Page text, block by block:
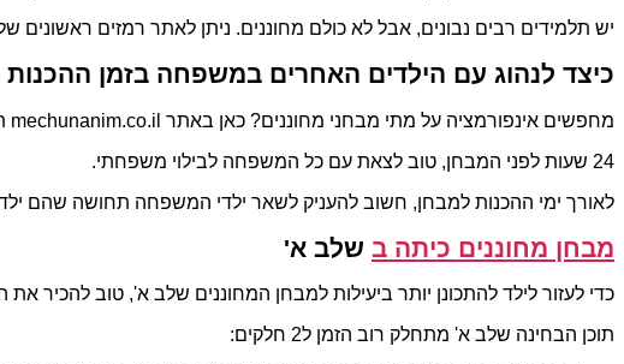
יש תלמידים רבים נבונים, אבל לא כולם מחוננים. ניתן לאתר רמזים ראשונים
כיצד לנהוג עם הילדים האחרים במשפחה בזמן ההכנות
מחפשים אינפורמציה על מתי מבחני מחוננים? כאן באתר mechunanim.co.il תוכלו למצוא את כל מה רציתם לדעת.
24 שעות לפני המבחן, טוב לצאת עם כל המשפחה לבילוי משפחתי.
לאורך ימי ההכנות למבחן, חשוב להעניק לשאר ילדי המשפחה תחושה שהם
מבחן מחוננים כיתה ב שלב א'
כדי לעזור לילד להתכונן יותר ביעילות למבחן המחוננים שלב א', טוב להכיר
תוכן הבחינה שלב א' מתחלק רוב הזמן ל2 חלקים: